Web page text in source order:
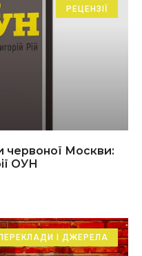
РЕЦЕНЗІЇ
червоної Москви:
ОУН
ПЕРЕКЛАДИ І ДЖЕРЕЛА